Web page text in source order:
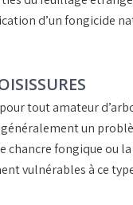
d’un fongicide
tout amateur
un
chancre fongiqueou
vulnérables à ce